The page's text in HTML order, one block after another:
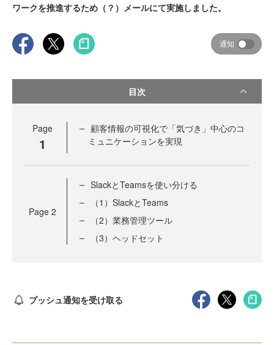
ワークを推進するため（？）メールにて実施しました。
通知
目次
Page
1
顧客情報の可視化で「気づき」中心のコ
ミュニケーションを実現
Page 2
SlackとTeamsを使い分ける
（1）SlackとTeams
（2）業務管理ツール
（3）ヘッドセット
プッシュ通知を受け取る